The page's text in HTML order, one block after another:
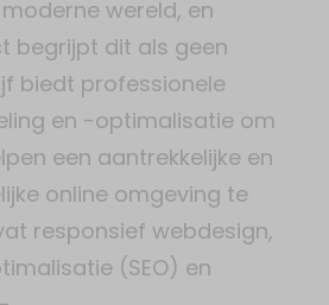
wereld, en
begrijpt dit als geen
biedt professionele
en -optimalisatie om
een aantrekkelijke en
online omgeving te
responsief webdesign,
(SEO) en